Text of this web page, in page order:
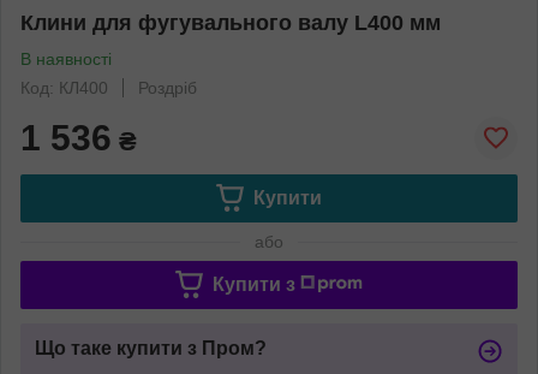
Клини для фугувального валу L400 мм
В наявності
Код: КЛ400
Роздріб
1 536 ₴
Купити
або
Купити з
Що таке купити з Пром?